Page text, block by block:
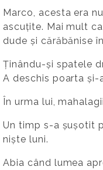
Marco, acesta era
ascuțite. Mai mult
dude și cărăbănise
Ținându-și spatele
A deschis poarta și-
În urma lui,
Un timp s-a șușotit
niște luni.
Abia când lumea